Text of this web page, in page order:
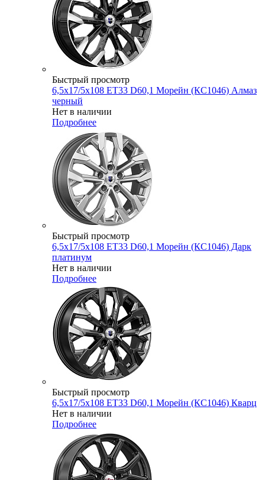
Быстрый просмотр
6,5x17/5x108 ET33 D60,1 Морейн (КС1046) Алмаз
черный
Нет в наличии
Подробнее
Быстрый просмотр
6,5x17/5x108 ET33 D60,1 Морейн (КС1046) Дарк
платинум
Нет в наличии
Подробнее
Быстрый просмотр
6,5x17/5x108 ET33 D60,1 Морейн (КС1046) Кварц
Нет в наличии
Подробнее